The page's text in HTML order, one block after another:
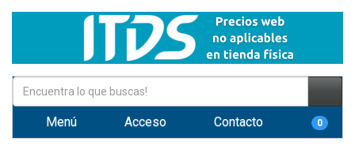
Menú Acceso Contacto 0